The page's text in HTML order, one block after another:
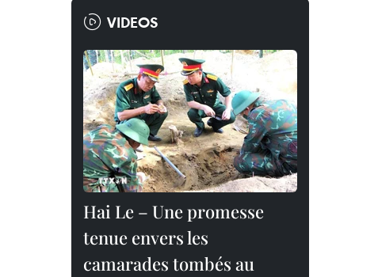
VIDEOS
Hai Le – Une promesse
tenue envers les
camarades tombés au